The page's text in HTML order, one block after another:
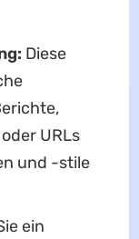
Diese
URLs
und -stile
ein